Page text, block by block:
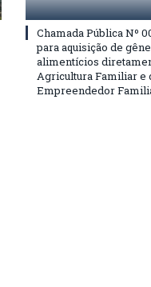
Chamada Pública Nº
para aquisição de
alimentícios
Agricultura Familiar e
Empreendedor